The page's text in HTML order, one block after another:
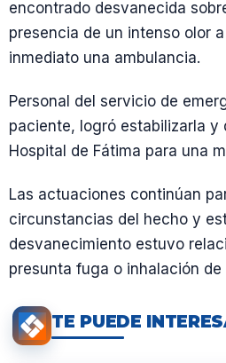
encontrado desvanecida
presencia de un intenso olor
inmediato una ambulancia.
Personal del servicio de
paciente, logró estabilizarla y
Hospital de Fátima para una
Las actuaciones continúan
circunstancias del hecho y
desvanecimiento estuvo
presunta fuga o inhalación de
TE PUEDE